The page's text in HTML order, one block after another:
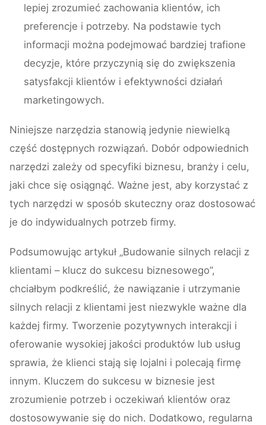
lepiej zrozumieć zachowania klientów, ich
preferencje i potrzeby. Na podstawie tych
informacji można podejmować bardziej trafione
decyzje, które przyczynią się do zwiększenia
satysfakcji klientów i efektywności działań
marketingowych.
Niniejsze narzędzia stanowią jedynie niewielką
część dostępnych rozwiązań. Dobór odpowiednich
narzędzi zależy od specyfiki biznesu, branży i celu,
jaki chce się osiągnąć. Ważne jest, aby korzystać z
tych narzędzi w sposób skuteczny oraz dostosować
je do indywidualnych potrzeb firmy.
Podsumowując artykuł „Budowanie silnych relacji z
klientami – klucz do sukcesu biznesowego”,
chciałbym podkreślić, że nawiązanie i utrzymanie
silnych relacji z klientami jest niezwykle ważne dla
każdej firmy. Tworzenie pozytywnych interakcji i
oferowanie wysokiej jakości produktów lub usług
sprawia, że klienci stają się lojalni i polecają firmę
innym. Kluczem do sukcesu w biznesie jest
zrozumienie potrzeb i oczekiwań klientów oraz
dostosowywanie się do nich. Dodatkowo, regularna